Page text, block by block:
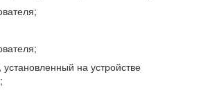
на устройстве